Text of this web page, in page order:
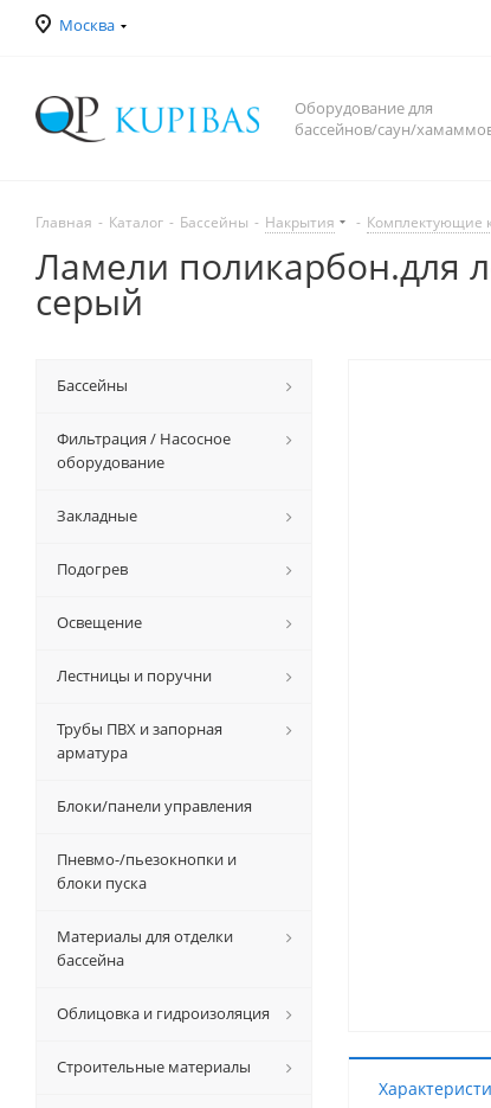
Москва
Оборудование для
бассейнов/саун/
Главная - Каталог - Бассейны - Накрытия - Комплектующие
Ламели поликарбон.для
серый
Бассейны
Фильтрация / Насосное
оборудование
Закладные
Подогрев
Освещение
Лестницы и поручни
Трубы ПВХ и запорная
арматура
Блоки/панели управления
Пневмо-/пьезокнопки и
блоки пуска
Материалы для отделки
бассейна
Облицовка и гидроизоляция
Строительные материалы